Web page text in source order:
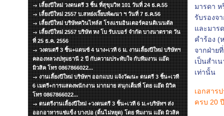
เลี้ยงปีใหม่ วงดนตรี 3 ชิ้น ที่สุขุมวิท 101 วันที่ 24 ธ.ค.55
เลี้ยงปีใหม่ 2557 บ.สหย่งเงี๊ยบพัฒนา ฯ วันที่ 7 ธ.ค.56
เลี้ยงปีใหม่ บริษัทควินไทล์ส โรงแรมอินเตอร์คอนติเนนตัล
เลี้ยงปีใหม่ 2557 บริษัท หง โบ รับเบอร์ จำกัด บางนาตราด วัน
ที่ 25 ธ.ค. 2556
วงดนตรี 3 ชิ้น+แดนซ์ 4 นาง+เวที 6 ม. งานเลี้ยงปีใหม่ บริษัทฯ
คลองหลวงปทุมธานี 2 ปี กับความประทับใจ กับทีมงาน แอ๊ด
มิวสิค โทร 0867866022...
งานเลี้ยงปีใหม่ บริษัทฯ ออกแบบ แจ้งวัฒนะ ดนตรี 3 ชิ้น+เวที
6 เมตรี+การแสดงพนักงาน มากมาย สนุกเต็มที่ โดย แอ๊ด มิวิค
โทร 0867866022...
ดนตรีงานเลี้ยงปีใหม่ +วงดนตรี 3 ชิ้น+เวที 6 ม.+บริษัทฯ ส่ง
ออกอาหารแช่แข็ง บางบ่อ (ดิ้นไม่หยุด) โดย ทีมงาน แอ๊ด มิวสิค
มารดา ห
รับรองจ
และมาร
คำร้อง (
จากฝ่าย
เป็นสำเ
เท่านั้น
เอกสาร
ครบ 20